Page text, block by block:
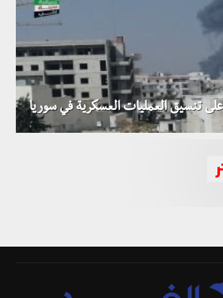
تنسيق العمليات العسكرية في سوريا